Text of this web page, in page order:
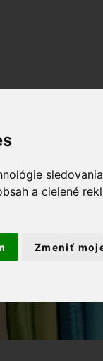
a cielené
Zmeniť
V
a
o